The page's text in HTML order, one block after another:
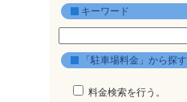
キーワード
「駐車場料金」から探す
料金検索を行う。